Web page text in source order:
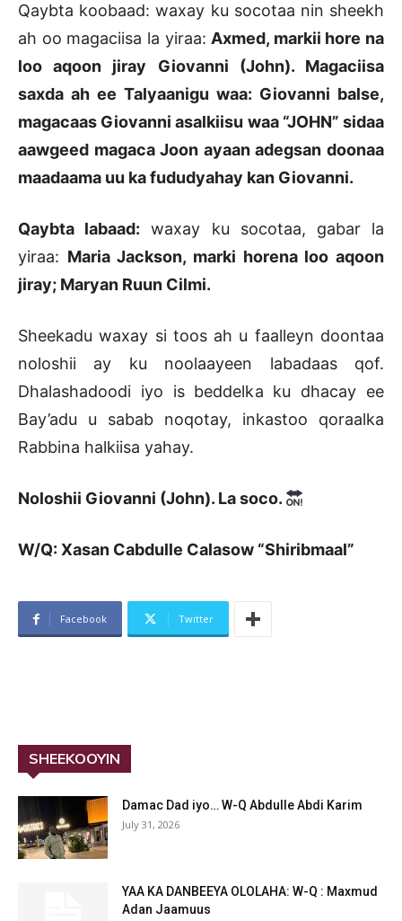
Qaybta koobaad: waxay ku socotaa nin sheekh
ah oo magaciisa la yiraa: Axmed, markii hore na
loo aqoon jiray Giovanni (John). Magaciisa
saxda ah ee Talyaanigu waa: Giovanni balse,
magacaas Giovanni asalkiisu waa “JOHN” sidaa
aawgeed magaca Joon ayaan adegsan doonaa
maadaama uu ka fududyahay kan Giovanni.
Qaybta labaad: waxay ku socotaa, gabar la
yiraa: Maria Jackson, marki horena loo aqoon
jiray; Maryan Ruun Cilmi.
Sheekadu waxay si toos ah u faalleyn doontaa
noloshii ay ku noolaayeen labadaas qof.
Dhalashadoodi iyo is beddelka ku dhacay ee
Bay’adu u sabab noqotay, inkastoo qoraalka
Rabbina halkiisa yahay.
Noloshii Giovanni (John). La soco.
W/Q: Xasan Cabdulle Calasow “Shiribmaal”
Facebook Twitter
SHEEKOOYIN
Damac Dad iyo… W-Q Abdulle Abdi Karim
July 31, 2026
YAA KA DANBEEYA OLOLAHA: W-Q : Maxmud
Adan Jaamuus